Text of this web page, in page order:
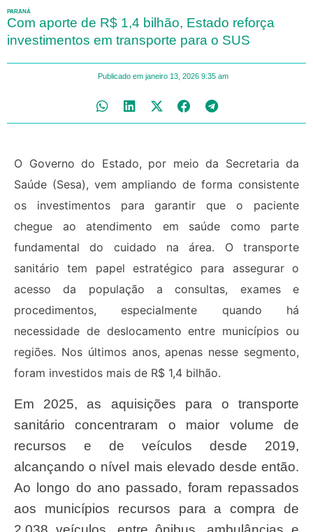
PARANÁ
Com aporte de R$ 1,4 bilhão, Estado reforça
investimentos em transporte para o SUS
Publicado em janeiro 13, 2026 9:35 am
O Governo do Estado, por meio da Secretaria da
Saúde (Sesa), vem ampliando de forma consistente
os investimentos para garantir que o paciente
chegue ao atendimento em saúde como parte
fundamental do cuidado na área. O transporte
sanitário tem papel estratégico para assegurar o
acesso da população a consultas, exames e
procedimentos, especialmente quando há
necessidade de deslocamento entre municípios ou
regiões. Nos últimos anos, apenas nesse segmento,
foram investidos mais de R$ 1,4 bilhão.
Em 2025, as aquisições para o transporte
sanitário concentraram o maior volume de
recursos e de veículos desde 2019,
alcançando o nível mais elevado desde então.
Ao longo do ano passado, foram repassados
aos municípios recursos para a compra de